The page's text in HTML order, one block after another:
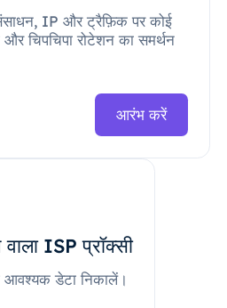
IP और ट्रैफ़िक पर कोई
चिपचिपा रोटेशन का समर्थन
आरंभ करें
ISP प्रॉक्सी
आवश्यक डेटा निकालें।